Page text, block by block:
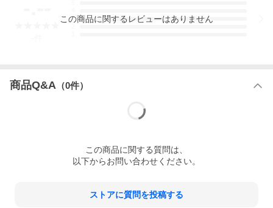
〜1,000円
1,001円〜
2,001円〜
カテゴリーから探す
MCT
●原材料は温暖な南イタリア産のオーガニックオリーブのみを使
用。主にプーリア、シチリア、カラブリアの3州で有機栽培してい
ます。収穫したオリーブは、鮮度を保つため収穫後24時間以内に
●ドルチェはやさしい香りで、どんな料理にも合わせやすいタイ
3
この商品に関するレビューはありません
商品Q&A （0件）
この商品に関する質問は、
以下からお問い合わせください。
ストアに質問を投稿する